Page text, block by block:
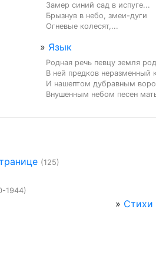
Замер синий сад в испуге...
Брызнув в небо, змеи-дуги
Огневые колесят,...
» Язык
Родная речь певцу земля
В ней предков неразменный
И нашептом дубравным
Внушенным небом песен
(125)
1944)
» Стихи